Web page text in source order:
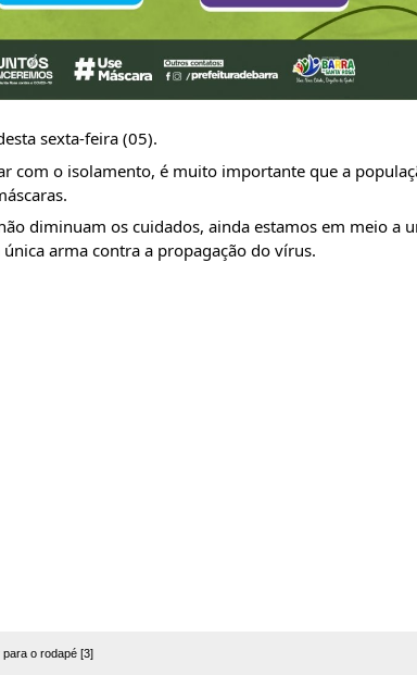
sexta-feira (05).
com o isolamento, é muito importante que a
diminuam os cuidados, ainda estamos em meio a
arma contra a propagação do vírus.
para o rodapé [3]